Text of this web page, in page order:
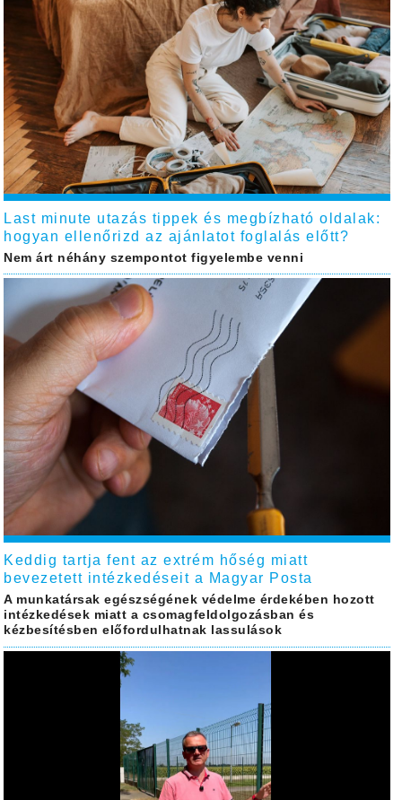
Last minute utazás tippek és megbízható oldalak:
hogyan ellenőrizd az ajánlatot foglalás előtt?
Nem árt néhány szempontot figyelembe venni
Keddig tartja fent az extrém hőség miatt
bevezetett intézkedéseit a Magyar Posta
A munkatársak egészségének védelme érdekében hozott
intézkedések miatt a csomagfeldolgozásban és
kézbesítésben előfordulhatnak lassulások